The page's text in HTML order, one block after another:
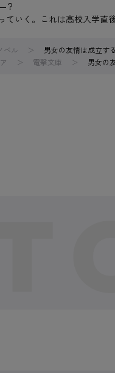
？
いく。これは高校入学直
ベル
男女の友情は成立す
電撃文庫 男女の